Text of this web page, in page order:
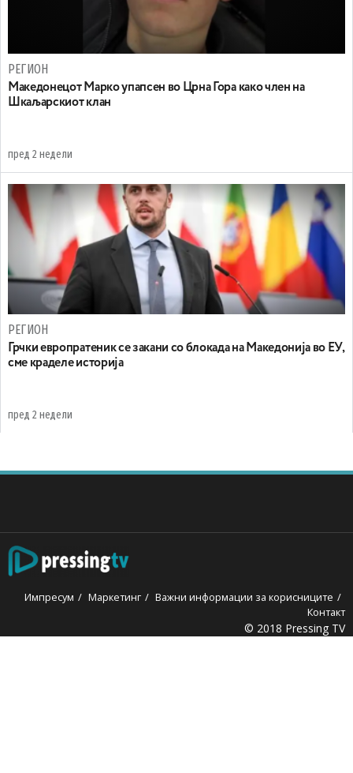
РЕГИОН
Maкедонецот Марко упапсен во Црна Гора како член на
Шкаљарскиот клан
пред 2 недели
РЕГИОН
Грчки европратеник се закани со блокада на Македонија во ЕУ,
сме краделе историја
пред 2 недели
Импресум Маркетинг
Важни информации за корисниците
Контакт
© 2018 Pressing TV